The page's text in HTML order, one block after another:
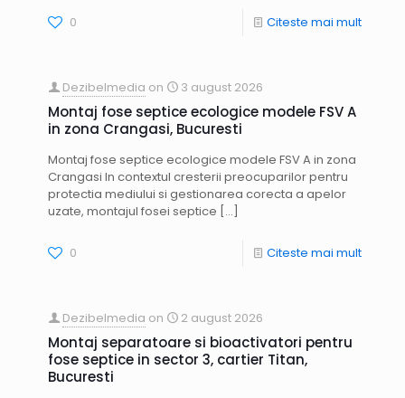
0 Citeste mai mult
Dezibelmedia on 3 august 2026
Montaj fose septice ecologice modele FSV A
in zona Crangasi, Bucuresti
Montaj fose septice ecologice modele FSV A in zona
Crangasi In contextul cresterii preocuparilor pentru
protectia mediului si gestionarea corecta a apelor
uzate, montajul fosei septice […]
0 Citeste mai mult
Dezibelmedia on 2 august 2026
Montaj separatoare si bioactivatori pentru
fose septice in sector 3, cartier Titan,
Bucuresti